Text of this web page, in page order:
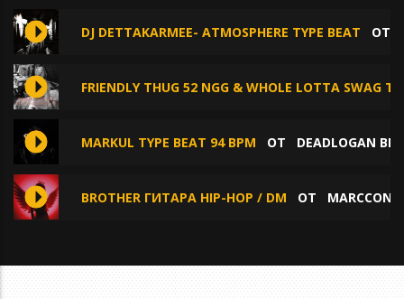
DJ DETTAKARMEE- ATMOSPHERE TYPE BEAT ОТ
FRIENDLY THUG 52 NGG & WHOLE LOTTA SWAG
MARKUL TYPE BEAT 94 BPM ОТ DEADLOGAN
BROTHER ГИТАРА HIP-HOP / DM ОТ MARCCONE